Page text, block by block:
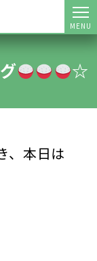
MENU
☆
、本日は